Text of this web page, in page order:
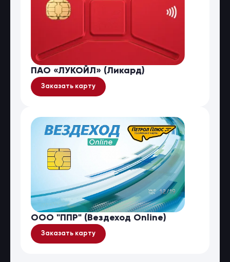
ПАО «ЛУКОЙЛ» (Ликард)
Заказать карту
ООО "ППР" (Вездеход Online)
Заказать карту